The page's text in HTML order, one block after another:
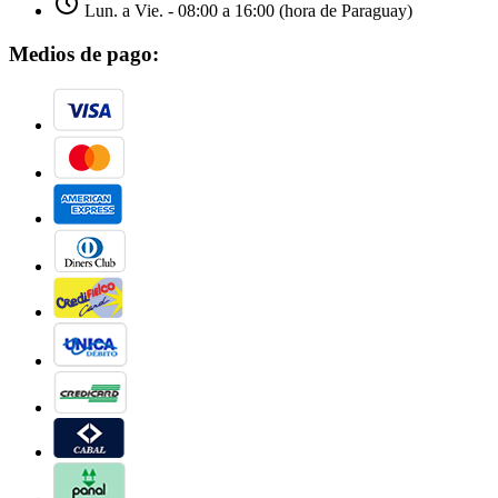
Lun. a Vie. - 08:00 a 16:00 (hora de Paraguay)
Medios de pago: